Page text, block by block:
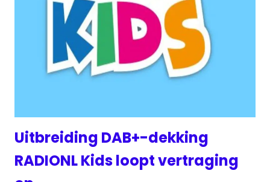
Uitbreiding DAB+-dekking
RADIONL Kids loopt vertraging